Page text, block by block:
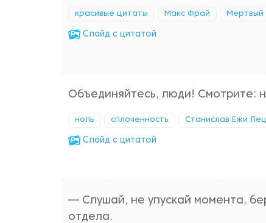
красивые цитаты Макс Фрай Мертвый
Cлайд с цитатой
Объединяйтесь, люди! Смотрите:
ноль сплоченность Станислав Ежи Лец
Cлайд с цитатой
— Слушай, не упускай момента,
отдела.